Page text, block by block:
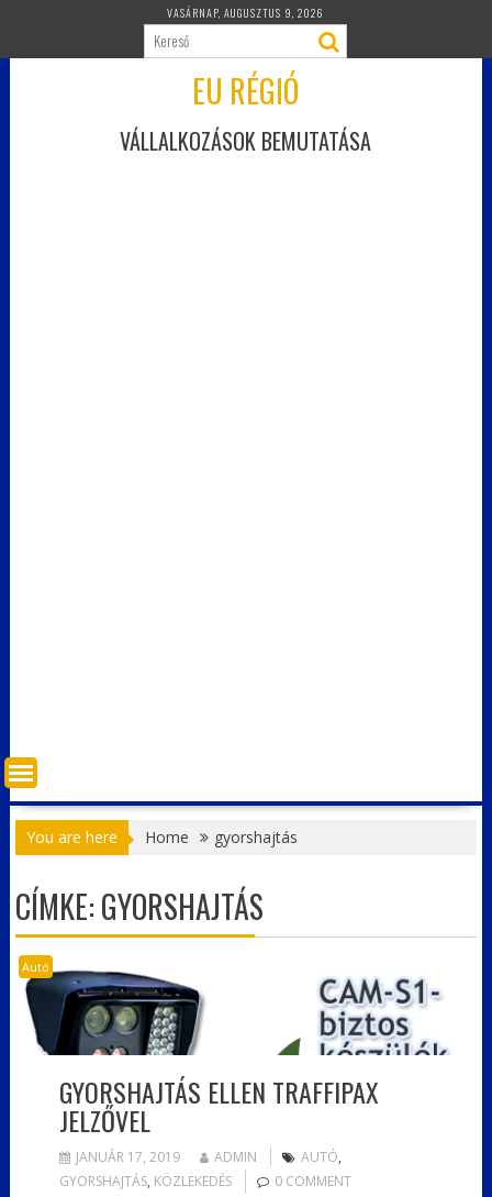
content
VASÁRNAP, AUGUSZTUS 9, 2026
EU RÉGIÓ
VÁLLALKOZÁSOK BEMUTATÁSA
You are here Home gyorshajtás
CÍMKE:GYORSHAJTÁS
Autó
GYORSHAJTÁS ELLEN TRAFFIPAX
JELZŐVEL
JANUÁR 17, 2019 ADMIN AUTÓ,
GYORSHAJTÁS, KÖZLEKEDÉS 0 COMMENT